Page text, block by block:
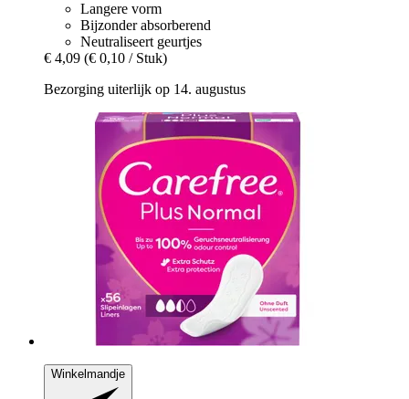
Langere vorm
Bijzonder absorberend
Neutraliseert geurtjes
€ 4,09 (€ 0,10 / Stuk)
Bezorging uiterlijk op 14. augustus
Winkelmandje